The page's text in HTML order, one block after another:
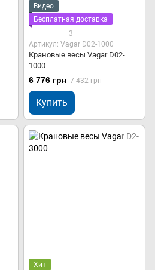
Видео
Бесплатная доставка
3
Артикул: Vagar D02-1000
Крановые весы Vagar D02-
1000
6 776 грн 7 432 грн
Купить
Хит